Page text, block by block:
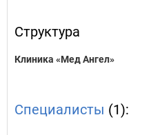
Структура
Клиника «Мед Ангел»
Специалисты (1):